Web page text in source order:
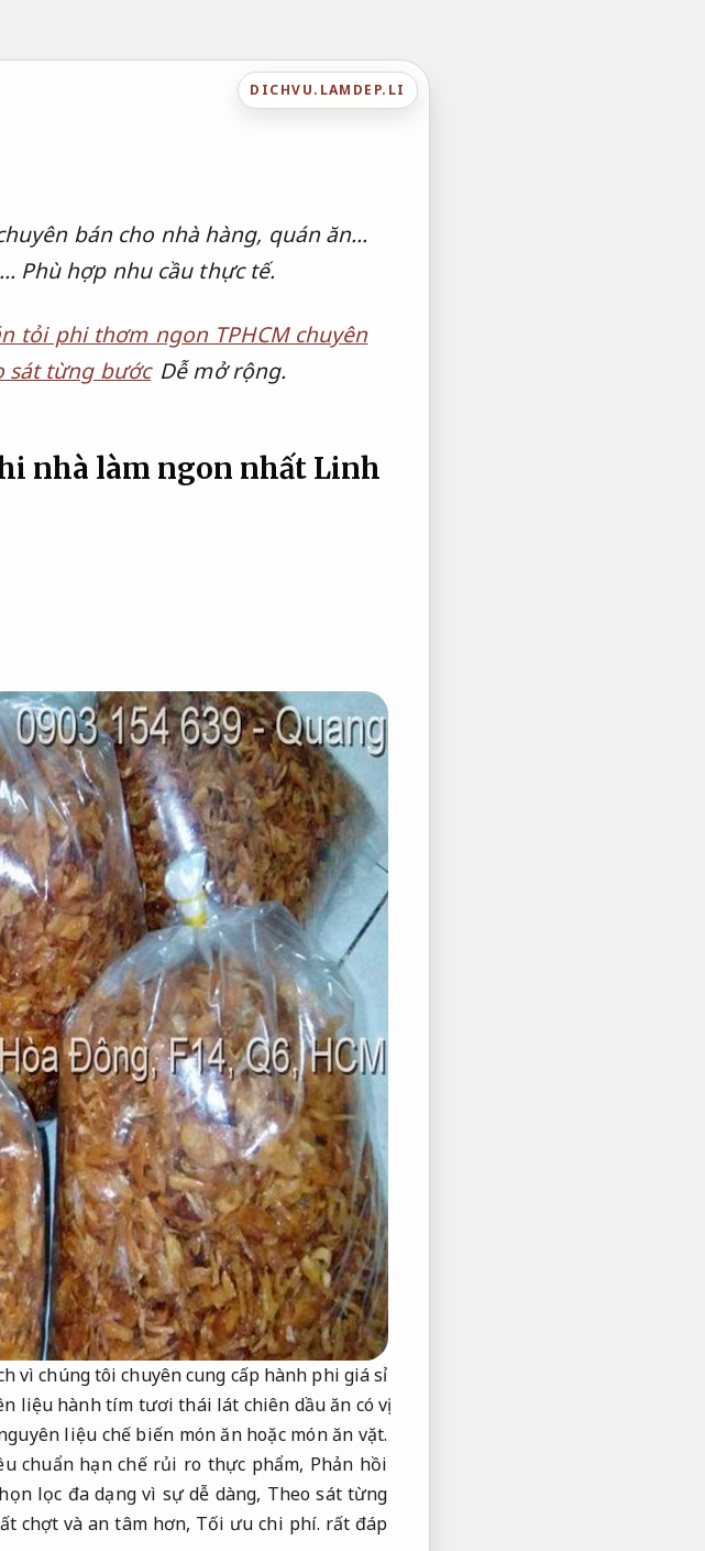
DICHVU.LAMDEP.LI
bán cho nhà hàng, quán ăn…
Phù hợp nhu cầu thực tế.
tỏi phi thơm ngon TPHCM chuyên
sát từng bước Dễ mở rộng.
nhà làm ngon nhất Linh
vì chúng tôi chuyên cung cấp hành phi giá sỉ
liệu hành tím tươi thái lát chiên dầu ăn có vị
liệu chế biến món ăn hoặc món ăn vặt.
chuẩn hạn chế rủi ro thực phẩm, Phản hồi
lọc đa dạng vì sự dễ dàng, Theo sát từng
chợt và an tâm hơn, Tối ưu chi phí. rất đáp